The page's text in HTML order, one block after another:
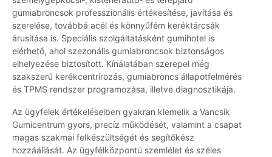
gumiabroncsok professzionális értékesítése, javítása és
szerelése, továbbá acél és könnyűfém keréktárcsák
árusítása is. Speciális szolgáltatásként gumihotel is
elérhető, ahol szezonális gumiabroncsok biztonságos
elhelyezése biztosított. Kínálatában szerepel még
szakszerű kerékcentrírozás, gumiabroncs állapotfelmérés
és TPMS rendszer programozása, illetve diagnosztikája.
Az ügyfelek értékeléseiben gyakran kiemelik a Vancsik
Gumicentrum gyors, precíz működését, valamint a csapat
magas szakmai felkészültségét és segítőkész
hozzáállását. Az ügyfélközpontú szemlélet és széles